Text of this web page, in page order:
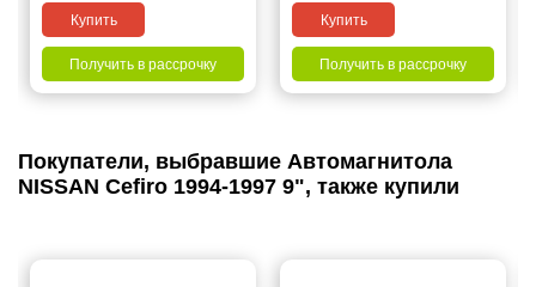
Купить
Получить в рассрочку
Купить
Получить в рассрочку
Покупатели, выбравшие Автомагнитола
NISSAN Cefiro 1994-1997 9", также купили